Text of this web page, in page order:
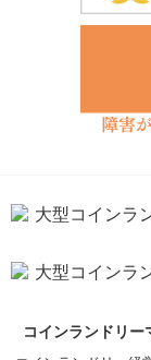
コインランドリー